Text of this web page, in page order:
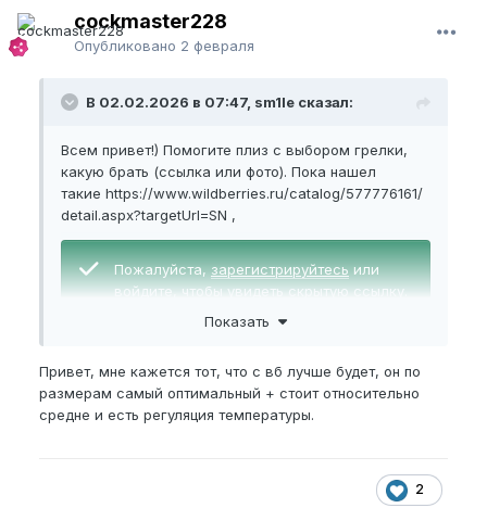
cockmaster228
Опубликовано 2 февраля
В 02.02.2026 в 07:47, sm1le сказал:
Всем привет!) Помогите плиз с выбором грелки,
какую брать (ссылка или фото). Пока нашел
такие https://www.wildberries.ru/catalog/577776161/
detail.aspx?targetUrl=SN ,
Пожалуйста,зарегистрируйтесьили
войдите, чтобы увидеть скрытую ссылку.
Пожалуйста, зарегистрируйтесьили
Показать
Привет, мне кажется тот, что с вб лучше будет, он по
размерам самый оптимальный + стоит относительно
средне и есть регуляция температуры.
2